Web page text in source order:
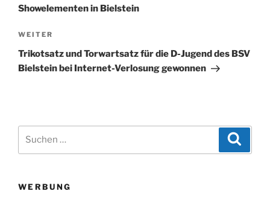
Showelementen in Bielstein
Nächster
Beitrag
WEITER
Trikotsatz und Torwartsatz für die D-Jugend des BSV
Bielstein bei Internet-Verlosung gewonnen
WERBUNG